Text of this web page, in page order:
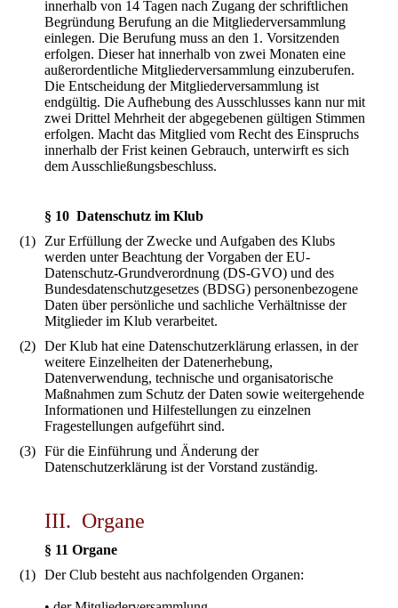
innerhalb von 14 Tagen nach Zugang der schriftlichen
Begründung Berufung an die Mitgliederversammlung
einlegen. Die Berufung muss an den 1. Vorsitzenden
erfolgen. Dieser hat innerhalb von zwei Monaten eine
außerordentliche Mitgliederversammlung einzuberufen.
Die Entscheidung der Mitgliederversammlung ist
endgültig. Die Aufhebung des Ausschlusses kann nur mit
zwei Drittel Mehrheit der abgegebenen gültigen Stimmen
erfolgen. Macht das Mitglied vom Recht des Einspruchs
innerhalb der Frist keinen Gebrauch, unterwirft es sich
dem Ausschließungsbeschluss.
§ 10 Datenschutz im Klub
(1)
Zur Erfüllung der Zwecke und Aufgaben des Klubs
werden unter Beachtung der Vorgaben der EU-
Datenschutz-Grundverordnung (DS-GVO) und des
Bundesdatenschutzgesetzes (BDSG) personenbezogene
Daten über persönliche und sachliche Verhältnisse der
Mitglieder im Klub verarbeitet.
(2)
Der Klub hat eine Datenschutzerklärung erlassen, in der
weitere Einzelheiten der Datenerhebung,
Datenverwendung, technische und organisatorische
Maßnahmen zum Schutz der Daten sowie weitergehende
Informationen und Hilfestellungen zu einzelnen
Fragestellungen aufgeführt sind.
(3)
Für die Einführung und Änderung der
Datenschutzerklärung ist der Vorstand zuständig.
III. Organe
§ 11 Organe
(1)
Der Club besteht aus nachfolgenden Organen: